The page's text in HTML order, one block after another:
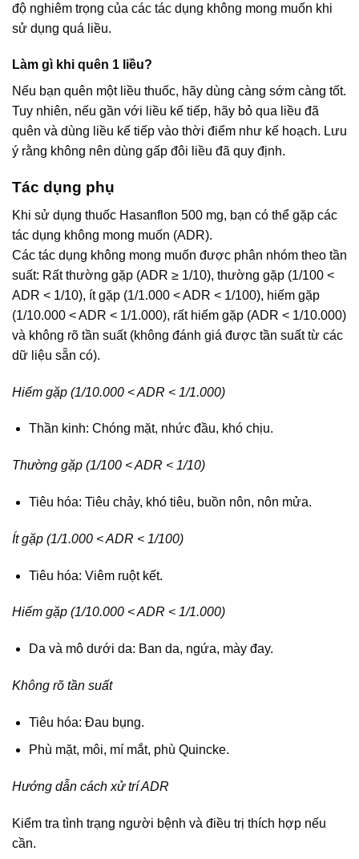
độ nghiêm trọng của các tác dụng không mong muốn khi
sử dụng quá liều.
Làm gì khi quên 1 liều?
Nếu bạn quên một liều thuốc, hãy dùng càng sớm càng tốt.
Tuy nhiên, nếu gần với liều kế tiếp, hãy bỏ qua liều đã
quên và dùng liều kế tiếp vào thời điểm như kế hoạch. Lưu
ý rằng không nên dùng gấp đôi liều đã quy định.
Tác dụng phụ
Khi sử dụng thuốc Hasanflon 500 mg, bạn có thể gặp các
tác dụng không mong muốn (ADR).
Các tác dụng không mong muốn được phân nhóm theo tần
suất: Rất thường gặp (ADR ≥ 1/10), thường gặp (1/100 <
ADR < 1/10), ít gặp (1/1.000 < ADR < 1/100), hiếm gặp
(1/10.000 < ADR < 1/1.000), rất hiếm gặp (ADR < 1/10.000)
và không rõ tần suất (không đánh giá được tần suất từ các
dữ liệu sẵn có).
Hiếm gặp (1/10.000 < ADR < 1/1.000)
Thần kinh: Chóng mặt, nhức đầu, khó chịu.
Thường gặp (1/100 < ADR < 1/10)
Tiêu hóa: Tiêu chảy, khó tiêu, buồn nôn, nôn mửa.
Ít gặp (1/1.000 < ADR < 1/100)
Tiêu hóa: Viêm ruột kết.
Hiếm gặp (1/10.000 < ADR < 1/1.000)
Da và mô dưới da: Ban da, ngứa, mày đay.
Không rõ tần suất
Tiêu hóa: Đau bụng.
Phù mặt, môi, mí mắt, phù Quincke.
Hướng dẫn cách xử trí ADR
Kiểm tra tình trạng người bệnh và điều trị thích hợp nếu
cần.